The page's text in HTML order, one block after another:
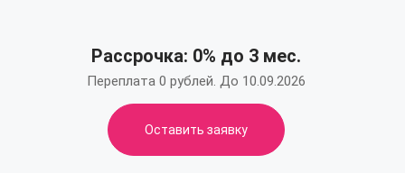
Рассрочка: 0% до 3 мес.
Переплата 0 рублей. До 10.09.2026
Оставить заявку